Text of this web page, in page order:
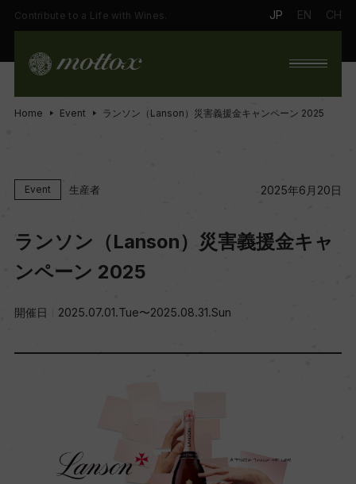
Contribute to a Life with Wines. JP EN CH
Home Event ランソン（Lanson）災害義援金キャンペーン 2025
Event 生産者 2025年6月20日
ランソン（Lanson）災害義援金キャ
ンペーン 2025
開催日 2025.07.01.Tue〜2025.08.31.Sun